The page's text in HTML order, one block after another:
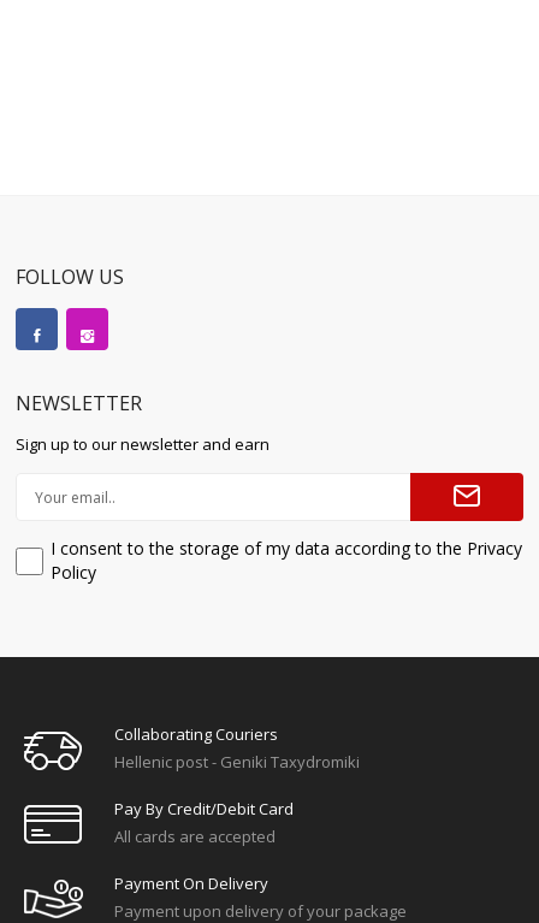
FOLLOW US
NEWSLETTER
Sign up to our newsletter and earn
I consent to the storage of my data according to the Privacy
Policy
Collaborating Couriers
Hellenic post - Geniki Taxydromiki
Pay By Credit/debit Card
All cards are accepted
Payment On Delivery
Payment upon delivery of your package